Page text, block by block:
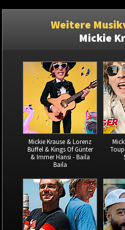
Weitere
Mickie
Mickie Krause & Lorenz
Büffel & Kings Of Günter
& Immer Hansi - Baila
Baila